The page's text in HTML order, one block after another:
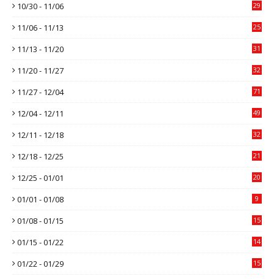
10/30 - 11/06 29
11/06 - 11/13 25
11/13 - 11/20 31
11/20 - 11/27 32
11/27 - 12/04 71
12/04 - 12/11 49
12/11 - 12/18 32
12/18 - 12/25 21
12/25 - 01/01 20
01/01 - 01/08 9
01/08 - 01/15 15
01/15 - 01/22 14
01/22 - 01/29 15